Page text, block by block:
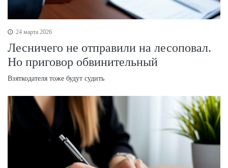
24 марта 2026
Лесничего не отправили на лесоповал.
Но приговор обвинительный
Взяткодателя тоже будут судить